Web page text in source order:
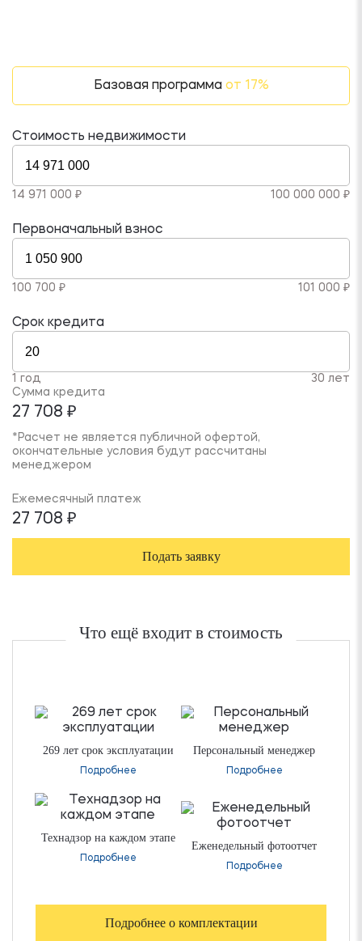
Базовая программа от 17%
Стоимость недвижимости
14 971 000 ₽ 100 000 000 ₽
Первоначальный взнос
100 700 ₽ 101 000 ₽
Срок кредита
1 год
30 лет
Сумма кредита
27 708 ₽
*Расчет не является публичной офертой,
окончательные условия будут рассчитаны
менеджером
Ежемесячный платеж
27 708 ₽
Подать заявку
Что ещё входит в стоимость
269 лет срок эксплуатации
Подробнее
Персональный менеджер
Подробнее
Технадзор на каждом этапе
Подробнее
Еженедельный фотоотчет
Подробнее
Подробнее о комплектации